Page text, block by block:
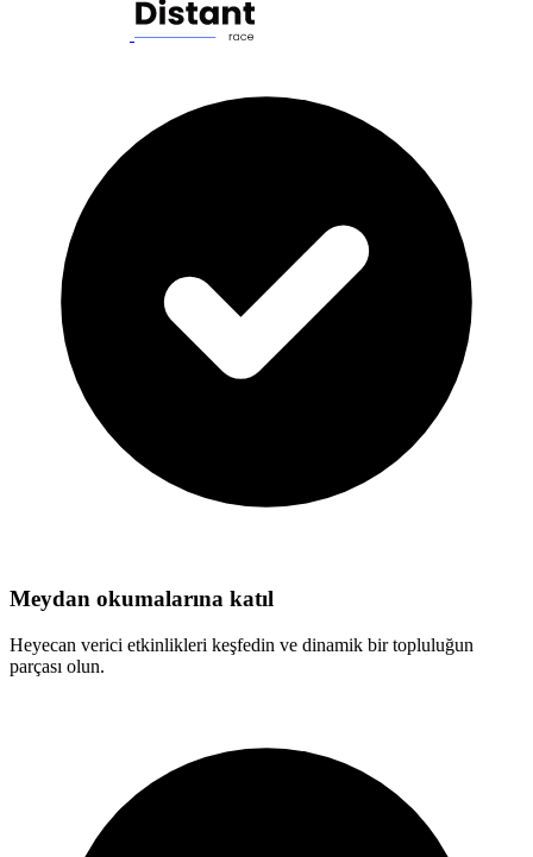
Meydan okumalarına katıl
Heyecan verici etkinlikleri keşfedin ve dinamik bir topluluğun
parçası olun.